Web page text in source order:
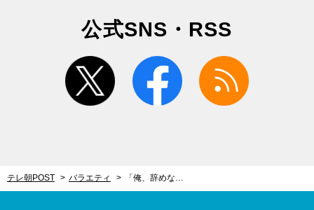
公式SNS・RSS
twitter facebook
テレ朝POST バラエティ 「俺、辞めなあかんねや」チュートリアル徳井、松本人志につけられた“M-1史上最低点”で見た地獄